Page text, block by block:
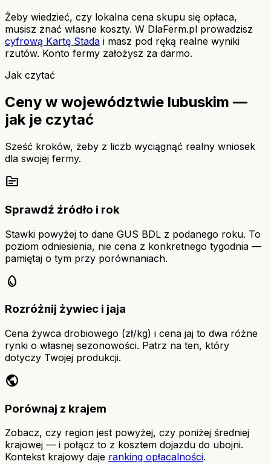
Żeby wiedzieć, czy lokalna cena skupu się opłaca,
musisz znać własne koszty. W DlaFerm.pl prowadzisz
cyfrową Kartę Stada i masz pod ręką realne wyniki
rzutów. Konto fermy założysz za darmo.
Jak czytać
Ceny w województwie lubuskim —
jak je czytać
Sześć kroków, żeby z liczb wyciągnąć realny wniosek
dla swojej fermy.
source
Sprawdź źródło i rok
Stawki powyżej to dane GUS BDL z podanego roku. To
poziom odniesienia, nie cena z konkretnego tygodnia —
pamiętaj o tym przy porównaniach.
egg
Rozróżnij żywiec i jaja
Cena żywca drobiowego (zł/kg) i cena jaj to dwa różne
rynki o własnej sezonowości. Patrz na ten, który
dotyczy Twojej produkcji.
public
Porównaj z krajem
Zobacz, czy region jest powyżej, czy poniżej średniej
krajowej — i połącz to z kosztem dojazdu do ubojni.
Kontekst krajowy daje ranking opłacalności.